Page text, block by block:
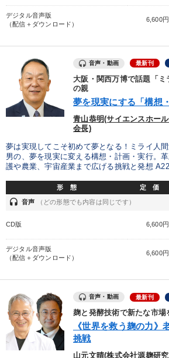
キーワード
スポーツ関連 AI 思考法
※「更新」を押すと「カテゴリー」「目的別」「キーワード
タグから探す
すべての音声・動画（全2076タイトル）から
早わかり 不動産投資
テレビ・ネットで話題 入門篇 マー
プレゼン 海外の成功事例
デジタル音声版
（配信＋ダウンロード）
6,600円
音声・動画 最新刊
大阪・関西万博で話題「
の親
夢を現実にする「構想
青山恭明(サイエンスホー
会長)
夢は実現してこそ初めて夢となる！ミライ人
男の、夢を現実に変える構想・計画・実行。
護や農業、宇宙産業まで広げる挑戦と発想
形 態 定 価
headset 音声 （どの形態でも内容は同じです）
CD版 6,600円
デジタル音声版
（配信＋ダウンロード）
6,600円
音声・動画 最新刊
麹と発酵技術で新たな市場
《世界を救う麹の力》
挑戦
山元文晴(株式会社源麹研